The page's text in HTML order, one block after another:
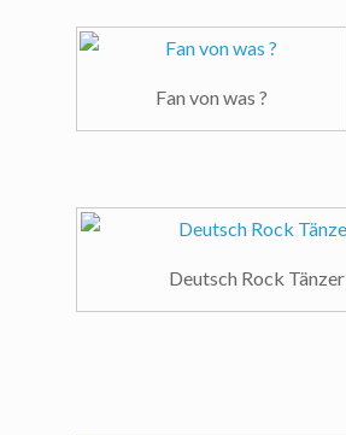
Fan von was ?
Deutsch Rock Tänzer